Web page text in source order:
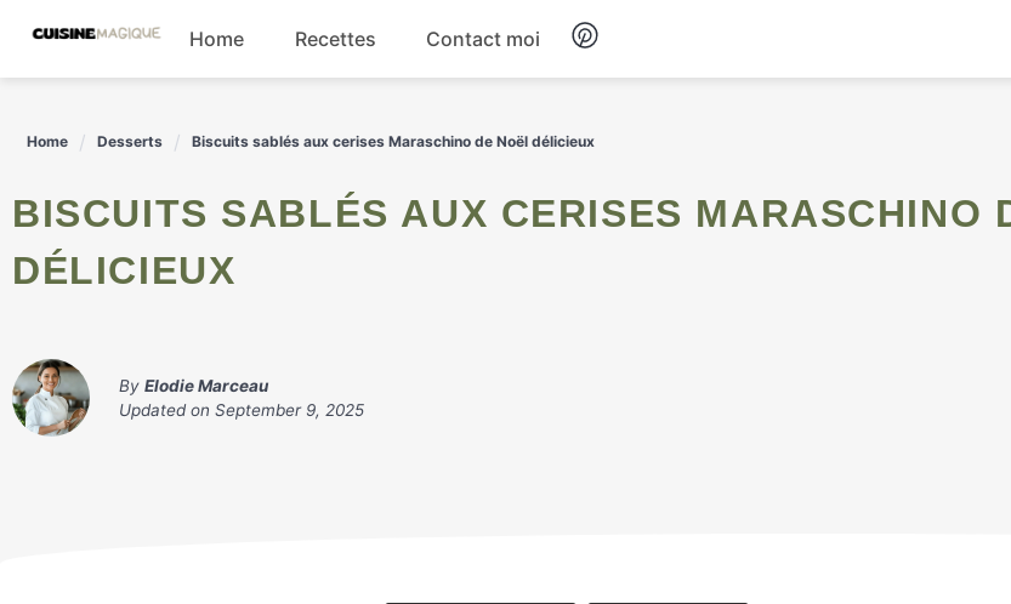
content
Home Recettes Contact moi
Home Desserts Biscuits sablés aux cerises Maraschino de Noël délicieux
BISCUITS SABLÉS AUX CERISES MARASCHINO DE NOËL
DÉLICIEUX
By Elodie Marceau
Updated on September 9, 2025